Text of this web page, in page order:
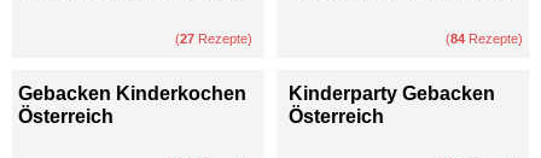
(27 Rezepte) (84 Rezepte)
Gebacken Kinderkochen
Österreich
Kinderparty Gebacken
Österreich